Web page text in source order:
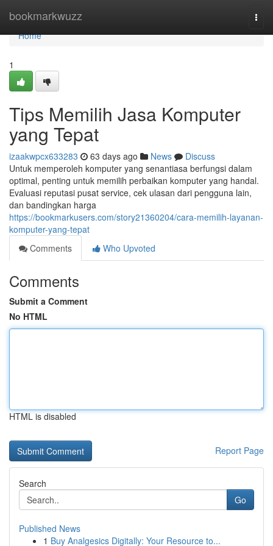
bookmarkwuzz
Home
Home
1
Tips Memilih Jasa Komputer
yang Tepat
izaakwpcx633283 63 days ago News
Discuss
Untuk memperoleh komputer yang senantiasa berfungsi dalam
optimal, penting untuk memilih perbaikan komputer yang handal.
Evaluasi reputasi pusat service, cek ulasan dari pengguna lain,
dan bandingkan harga
https://bookmarkusers.com/story21360204/cara-memilih-layanan-
komputer-yang-tepat
Comments
Who Upvoted
Comments
Submit a Comment
No HTML
HTML is disabled
Report Page
Search
Go
Published News
1 Buy Analgesics Digitally: Your Resource to...